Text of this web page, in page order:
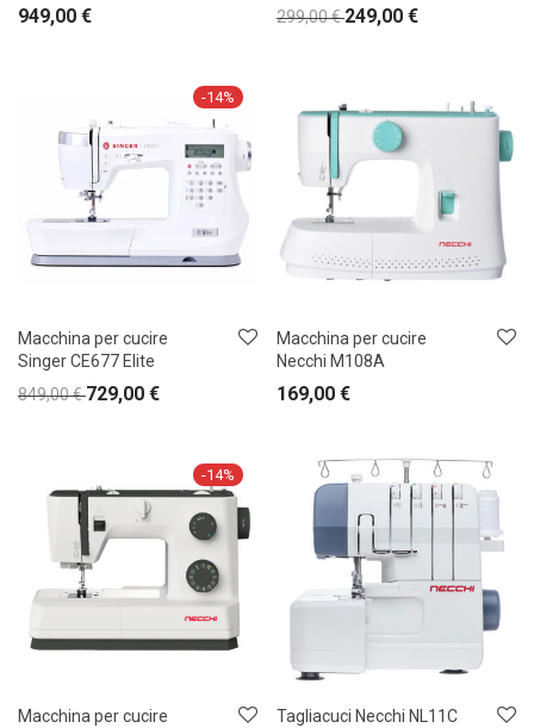
949,00 €
299,00€ 249,00 €
-14%
Macchina per cucire
Singer CE677 Elite
849,00€ 729,00 €
Macchina per cucire
Necchi M108A
169,00 €
-14%
Macchina per cucire
Tagliacuci Necchi NL11C